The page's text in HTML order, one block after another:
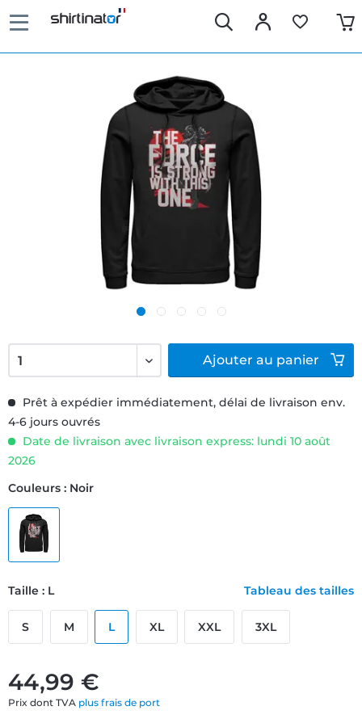
44,99 €
Prix dont TVA plus frais de port
Prêt à expédier immédiatement, délai de livraison env.
4-6 jours ouvrés
Date de livraison avec livraison express: lundi 10 août
2026
Couleurs : Noir
Taille : L Tableau des tailles
S M L XL XXL 3XL
Ajouter au panier